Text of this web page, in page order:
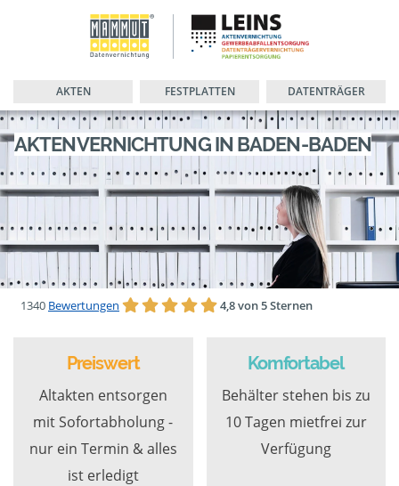
AKTEN FESTPLATTEN DATENTRÄGER
AKTENVERNICHTUNG IN BADEN-BADEN
1340 Bewertungen 4,8 von 5 Sternen
Preiswert
Altakten entsorgen
mit Sofortabholung -
nur ein Termin & alles
ist erledigt
Komfortabel
Behälter stehen bis zu
10 Tagen mietfrei zur
Verfügung